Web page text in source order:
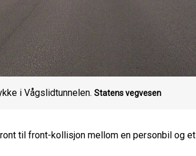
i Vågslidtunnelen. Statens vegvesen
til front-kollisjon mellom en personbil og et